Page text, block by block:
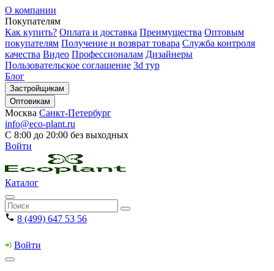
О компании
Покупателям
Как купить? Оплата и доставка Преимущества Оптовым
покупателям Получение и возврат товара Служба контроля
качества Видео Профессионалам Дизайнеры
Пользовательское соглашение 3d тур
Блог
Застройщикам
Оптовикам
Москва Санкт-Петербург
info@eco-plant.ru
С 8:00 до 20:00 без выходных
Войти
Каталог
8 (499) 647 53 56
Войти